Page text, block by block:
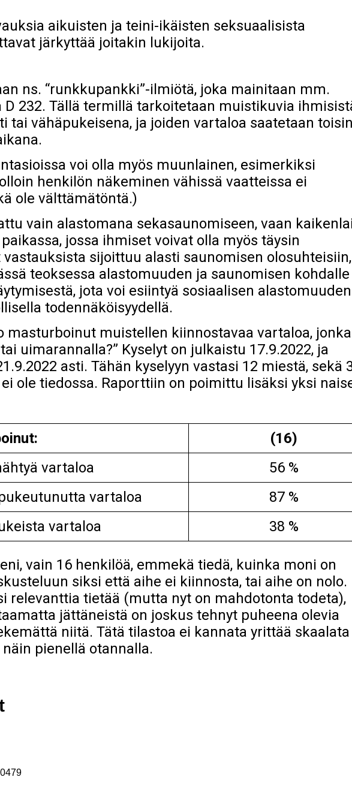
aikuisten ja teini-ikäisten seksuaalisista
järkyttää joitakin lukijoita.
ns. “runkkupankki”-ilmiötä, joka mainitaan mm.
D 232. Tällä termillä tarkoitetaan muistikuvia
tai vähäpukeisena, ja joiden vartaloa saatetaan
voi olla myös muunlainen, esimerkiksi
henkilön näkeminen vähissä vaatteissa ei
ole välttämätöntä.)
vain alastomana sekasaunomiseen, vaan
jossa ihmiset voivat olla myös täysin
sijoittuu alasti saunomisen olosuhteisiin,
teoksessa alastomuuden ja saunomisen
jota voi esiintyä sosiaalisen alastomuuden
todennäköisyydellä.
masturboinut muistellen kiinnostavaa vartaloa,
uimarannalla?” Kyselyt on julkaistu 17.9.2022, ja
asti. Tähän kyselyyn vastasi 12 miestä, sekä
ole tiedossa. Raporttiin on poimittu lisäksi yksi
(16)
vartaloa
56 %
vartaloa
87 %
vartaloa
38 %
vain 16 henkilöä, emmekä tiedä, kuinka moni on
siksi että aihe ei kiinnosta, tai aihe on nolo.
relevanttia tietää (mutta nyt on mahdotonta todeta),
jättäneistä on joskus tehnyt puheena olevia
niitä. Tätä tilastoa ei kannata yrittää skaalata
pienellä otannalla.